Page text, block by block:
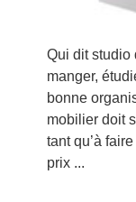
Qui dit studio
manger,
bonne
mobilier doit
tant qu’à
prix ...